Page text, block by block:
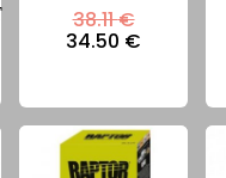
€.
€.
38.11€Le
prix
initial
34.50 €
34.50 €.